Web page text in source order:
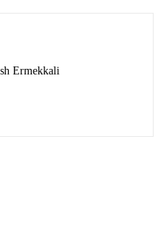
Ermekkali